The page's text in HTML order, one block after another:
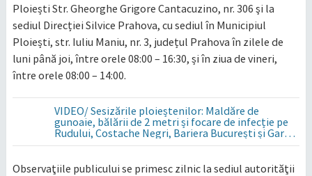
Ploiești Str. Gheorghe Grigore Cantacuzino, nr. 306 şi la
sediul Direcției Silvice Prahova, cu sediul în Municipiul
Ploiești, str. Iuliu Maniu, nr. 3, județul Prahova în zilele de
luni până joi, între orele 08:00 – 16:30, și în ziua de vineri,
între orele 08:00 – 14:00.
VIDEO/ Sesizările ploieștenilor: Maldăre de
gunoaie, bălării de 2 metri și focare de infecție pe
Rudului, Costache Negri, Bariera București și Gara
de Sud
Observaţiile publicului se primesc zilnic la sediul autorităţii